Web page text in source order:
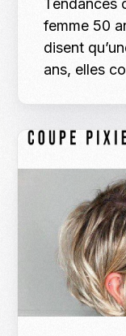
Tendances
femme 50
disent
ans, elles